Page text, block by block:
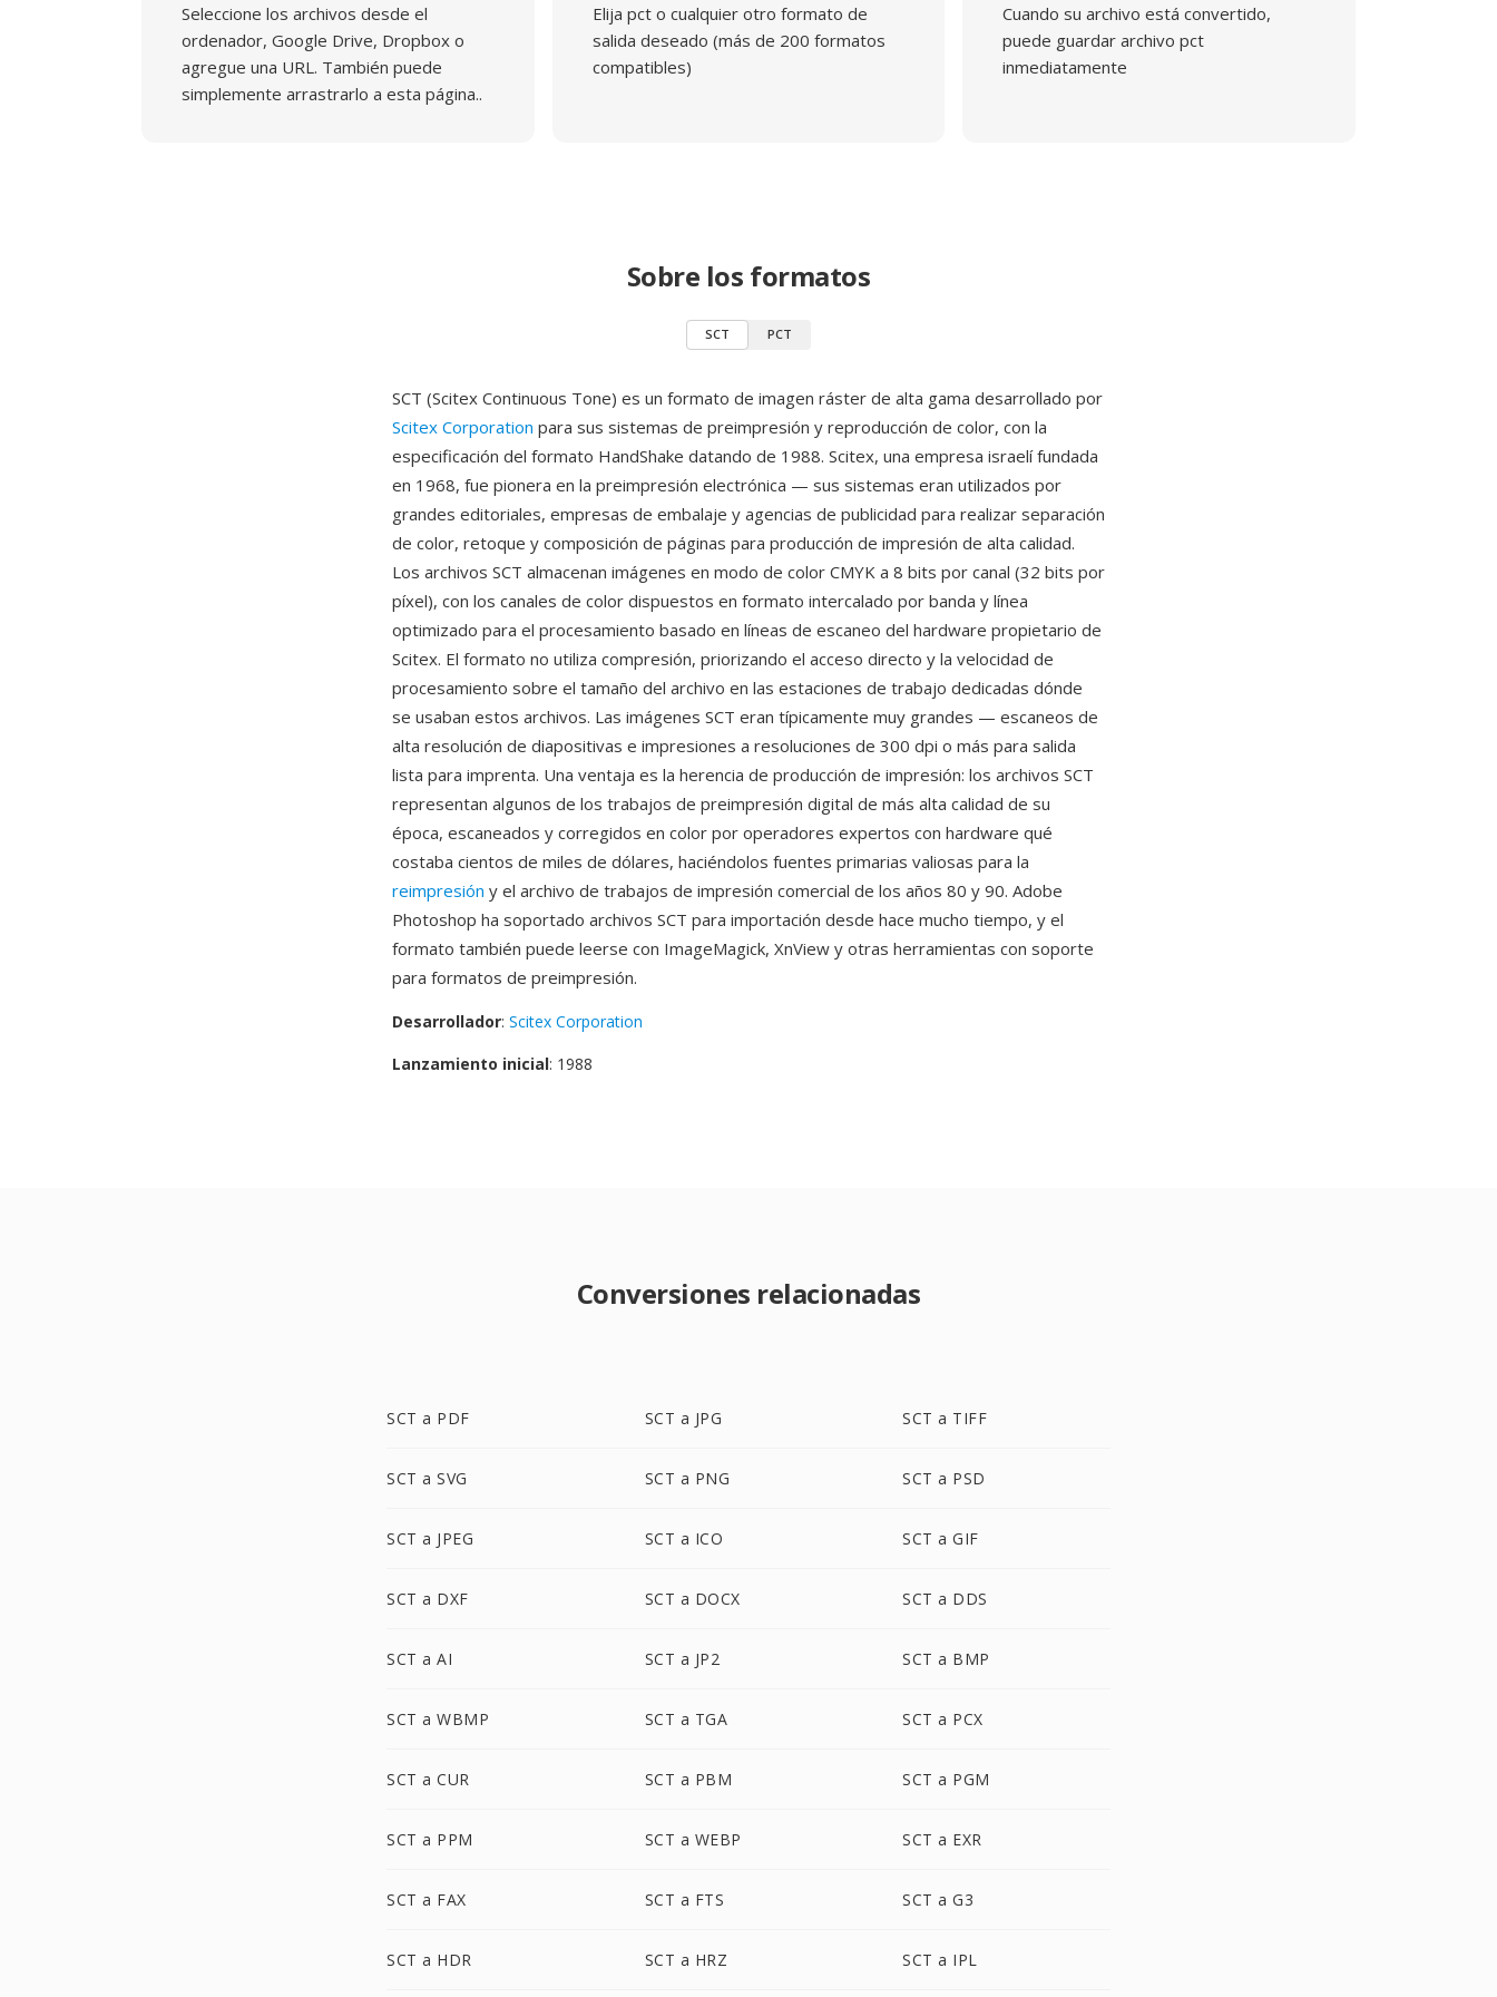
Seleccione los archivos desde el
ordenador, Google Drive, Dropbox o
agregue una URL. También puede
simplemente arrastrarlo a esta página..
Elija pct o cualquier otro formato de
salida deseado (más de 200 formatos
compatibles)
Cuando su archivo está convertido,
puede guardar archivo pct
inmediatamente
Sobre los formatos
SCT PCT
SCT (Scitex Continuous Tone) es un formato de imagen ráster de alta gama desarrollado por
Scitex Corporation para sus sistemas de preimpresión y reproducción de color, con la
especificación del formato HandShake datando de 1988. Scitex, una empresa israelí fundada
en 1968, fue pionera en la preimpresión electrónica — sus sistemas eran utilizados por
grandes editoriales, empresas de embalaje y agencias de publicidad para realizar separación
de color, retoque y composición de páginas para producción de impresión de alta calidad.
Los archivos SCT almacenan imágenes en modo de color CMYK a 8 bits por canal (32 bits por
píxel), con los canales de color dispuestos en formato intercalado por banda y línea
optimizado para el procesamiento basado en líneas de escaneo del hardware propietario de
Scitex. El formato no utiliza compresión, priorizando el acceso directo y la velocidad de
procesamiento sobre el tamaño del archivo en las estaciones de trabajo dedicadas dónde
se usaban estos archivos. Las imágenes SCT eran típicamente muy grandes — escaneos de
alta resolución de diapositivas e impresiones a resoluciones de 300 dpi o más para salida
lista para imprenta. Una ventaja es la herencia de producción de impresión: los archivos SCT
representan algunos de los trabajos de preimpresión digital de más alta calidad de su
época, escaneados y corregidos en color por operadores expertos con hardware qué
costaba cientos de miles de dólares, haciéndolos fuentes primarias valiosas para la
reimpresión y el archivo de trabajos de impresión comercial de los años 80 y 90. Adobe
Photoshop ha soportado archivos SCT para importación desde hace mucho tiempo, y el
formato también puede leerse con ImageMagick, XnView y otras herramientas con soporte
para formatos de preimpresión.
Desarrollador: Scitex Corporation
Lanzamiento inicial: 1988
Conversiones relacionadas
SCT a PDF SCT a JPG SCT a TIFF
SCT a SVG SCT a PNG SCT a PSD
SCT a JPEG SCT a ICO SCT a GIF
SCT a DXF SCT a DOCX SCT a DDS
SCT a AI SCT a JP2 SCT a BMP
SCT a WBMP SCT a TGA SCT a PCX
SCT a CUR SCT a PBM SCT a PGM
SCT a PPM SCT a WEBP SCT a EXR
SCT a FAX SCT a FTS SCT a G3
SCT a HDR SCT a HRZ SCT a IPL